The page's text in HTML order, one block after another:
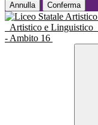
Annulla Conferma
Artistico e Linguistico
- Ambito 16